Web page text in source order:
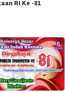
RI Ke -81